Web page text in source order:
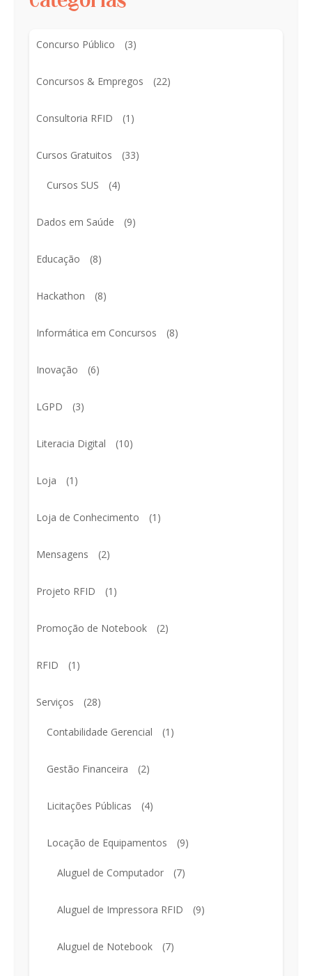
Concurso Público (3)
Concursos & Empregos (22)
Consultoria RFID (1)
Cursos Gratuitos (33)
Cursos SUS (4)
Dados em Saúde (9)
Educação (8)
Hackathon (8)
Informática em Concursos (8)
Inovação (6)
LGPD (3)
Literacia Digital (10)
Loja (1)
Loja de Conhecimento (1)
Mensagens (2)
Projeto RFID (1)
Promoção de Notebook (2)
RFID (1)
Serviços (28)
Contabilidade Gerencial (1)
Gestão Financeira (2)
Licitações Públicas (4)
Locação de Equipamentos (9)
Aluguel de Computador (7)
Aluguel de Impressora RFID (9)
Aluguel de Notebook (7)